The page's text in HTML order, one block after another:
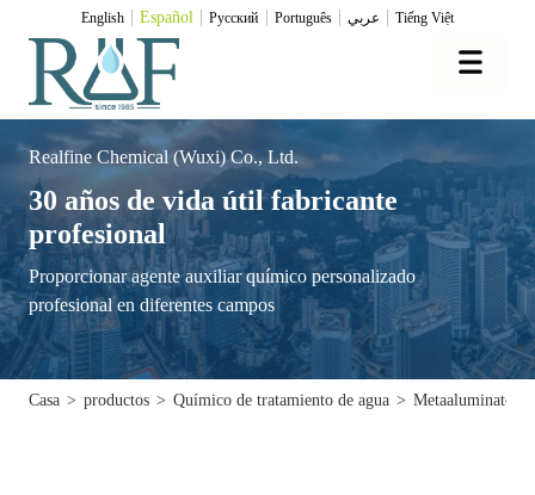
English Español Pусский Português عربي Tiếng Việt
Realfine Chemical (Wuxi) Co., Ltd.
30 años de vida útil fabricante
profesional
Proporcionar agente auxiliar químico personalizado
profesional en diferentes campos
Casa > productos > Químico de tratamiento de agua > Metaaluminato